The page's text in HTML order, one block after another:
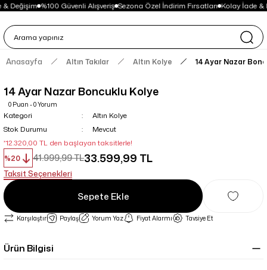
Değişim %100 Güvenli Alışveriş Sezona Özel İndirim Fırsatları Kolay İade &
Anasayfa Altın Takılar Altın Kolye 14 Ayar Nazar
14 Ayar Nazar Boncuklu Kolye
0 Puan - 0 Yorum
Kategori
Altın Kolye
Stok Durumu
Mevcut
*12.320,00 TL den başlayan taksitlerle!
%20
41.999,99 TL33.599,99 TL
Taksit Seçenekleri
Sepete Ekle
Karşılaştır Paylaş Yorum Yaz Fiyat Alarmı Tavsiye Et
Ürün Bilgisi